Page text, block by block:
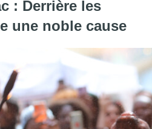
: Derrière les
une noble cause